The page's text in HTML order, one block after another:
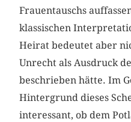
Frauentauschs
klassischen
Heirat bedeutet aber
Unrecht als Ausdruck
beschrieben hätte. Im
Hintergrund dieses
interessant, ob dem